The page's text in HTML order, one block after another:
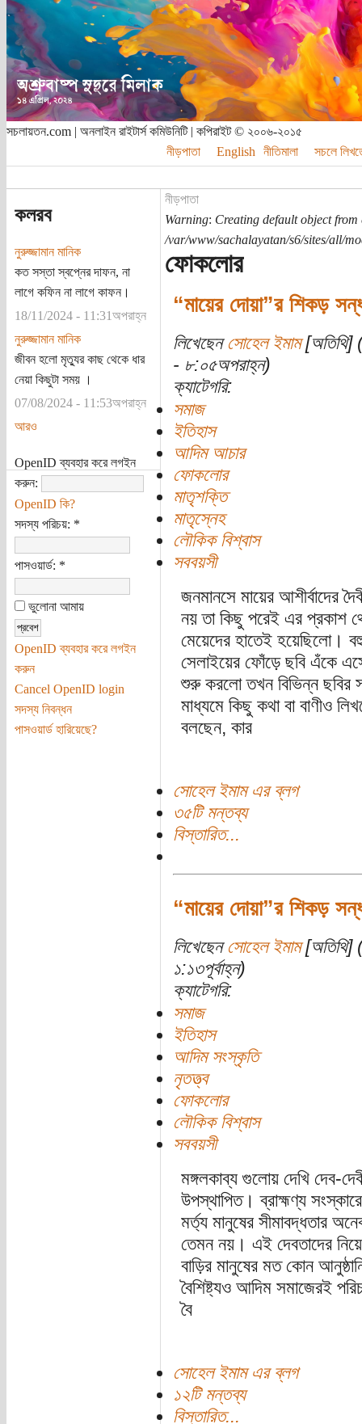
সচলায়তন.com | অনলাইন রাইটার্স কমিউনিটি | কপিরাইট © ২০০৬-২০১৫
নীড়পাতা
English নীতিমালা সচলে
কলরব
নুরুজ্জামান মানিক
কত সস্তা স্বপ্নের দাফন, না
লাগে কফিন না লাগে কাফন।
18/11/2024 - 11:31অপরাহ্ন
নুরুজ্জামান মানিক
জীবন হলো মৃত্যুর কাছ থেকে ধার
নেয়া কিছুটা সময় ।
07/08/2024 - 11:53অপরাহ্ন
আরও
OpenID ব্যবহার করে লগইন
করুন:
OpenID কি?
সদস্য পরিচয়: *
পাসওয়ার্ড: *
ভুলোনা আমায়
OpenID ব্যবহার করে লগইন
করুন
Cancel OpenID login
সদস্য নিবন্ধন
পাসওয়ার্ড হারিয়েছে?
নীড়পাতা
Warning: Creating default object from
/var/www/sachalayatan/s6/sites/all/
ফোকলোর
“মায়ের দোয়া”র শিকড়
লিখেছেন সোহেল ইমাম[অতিথি]
- ৮:০৫অপরাহ্ন)
ক্যাটেগরি:
সমাজ
ইতিহাস
আদিম আচার
ফোকলোর
মাতৃশক্তি
মাতৃস্নেহ
লৌকিক বিশ্বাস
সববয়সী
জনমানসে মায়ের আশীর্বাদের
নয় তা কিছু পরেই এর প্রকাশ
মেয়েদের হাতেই হয়েছিলো।
সেলাইয়ের ফোঁড়ে ছবি এঁকে
শুরু করলো তখন বিভিন্ন ছবির
মাধ্যমে কিছু কথা বা বাণীও
বলছেন, কার
সোহেল ইমাম এর ব্লগ
৩৫টি মন্তব্য
বিস্তারিত...
“মায়ের দোয়া”র শিকড়
লিখেছেন সোহেল ইমাম[অতিথি]
১:১৩পূর্বাহ্ন)
ক্যাটেগরি:
সমাজ
ইতিহাস
আদিম সংস্কৃতি
নৃতত্ত্ব
ফোকলোর
লৌকিক বিশ্বাস
সববয়সী
মঙ্গলকাব্য গুলোয় দেখি দেব-
উপস্থাপিত। ব্রাহ্মণ্য
মর্ত্য মানুষের সীমাবদ্ধতার
তেমন নয়। এই দেবতাদের নিয়ে
বাড়ির মানুষের মত কোন
বৈশিষ্ট্যও আদিম সমাজেরই
বৈ
সোহেল ইমাম এর ব্লগ
১২টি মন্তব্য
বিস্তারিত...